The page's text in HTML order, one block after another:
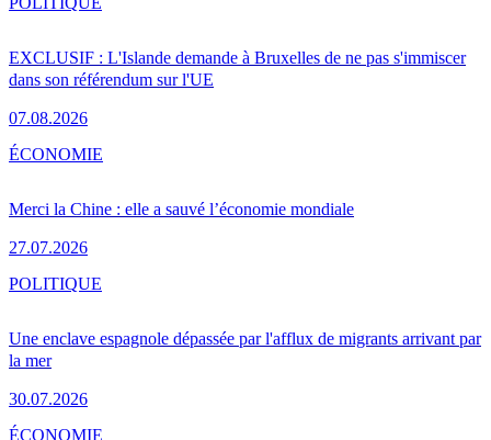
EXCLUSIF : L'Islande demande à Bruxelles de ne pas s'immiscer
dans son référendum sur l'UE
07.08.2026
Merci la Chine : elle a sauvé l’économie mondiale
27.07.2026
ÉCONOMIE
Une enclave espagnole dépassée par l'afflux de migrants arrivant par
la mer
30.07.2026
POLITIQUE
ÉCONOMIE